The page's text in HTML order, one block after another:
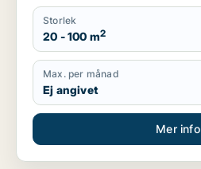
Storlek
20 - 100 m2
Max. per månad
Ej angivet
Mer info